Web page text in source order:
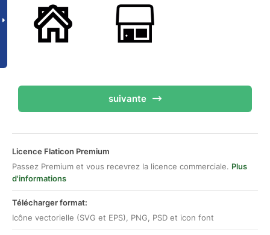
suivante
Licence Flaticon Premium
Passez Premium et vous recevrez la licence commerciale. Plus
d'informations
Télécharger format:
Icône vectorielle (SVG et EPS), PNG, PSD et icon font